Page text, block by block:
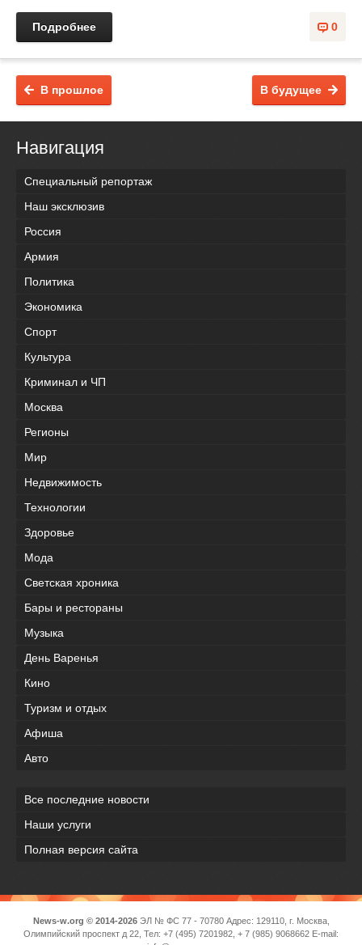
0
Подробнее
В будущее
В прошлое
Навигация
Специальный репортаж
Наш эксклюзив
Россия
Армия
Политика
Экономика
Спорт
Культура
Криминал и ЧП
Москва
Регионы
Мир
Недвижимость
Технологии
Здоровье
Мода
Светская хроника
Бары и рестораны
Музыка
День Варенья
Кино
Туризм и отдых
Афиша
Авто
Все последние новости
Наши услуги
Полная версия сайта
News-w.org © 2014-2026ЭЛ № ФС 77 - 70780 Адрес: 129110, г. Москва,
Олимпийский проспект д 22, Тел: +7 (495) 7201982, + 7 (985) 9068662 E-mail: